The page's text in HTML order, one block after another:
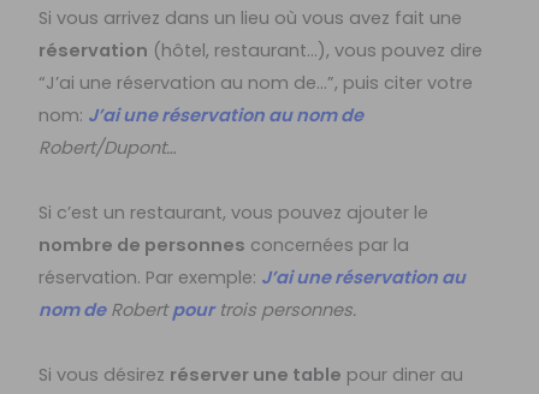
Si vous arrivez dans un lieu où vous avez fait une
réservation (hôtel, restaurant…), vous pouvez dire
“J’ai une réservation au nom de…”, puis citer votre
nom: J’ai une réservation au nom de
Robert/Dupont…
Si c’est un restaurant, vous pouvez ajouter le
nombre de personnes concernées par la
réservation. Par exemple: J’ai une réservation au
nom deRobertpourtrois personnes.
Si vous désirez réserver une table pour diner au